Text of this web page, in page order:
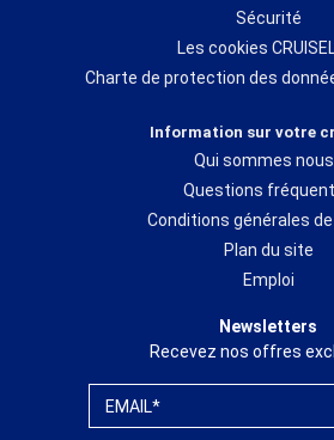
Sécurité
Les cookies
Charte de protection des
Information sur votre
Qui sommes
Questions
Conditions générales
Plan du site
Emploi
Newsletters
Recevez nos offres
EMAIL*